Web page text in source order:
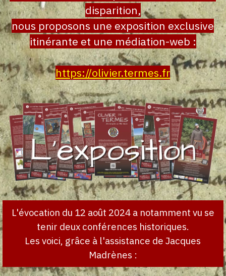
disparition,
nous proposons une exposition exclusive
itinérante et une médiation-web :
https://olivier.termes.fr
L'évocation du 12 août 2024 a notamment vu se
tenir deux conférences historiques.
Les voici, grâce à l'assistance de Jacques
Madrènes :